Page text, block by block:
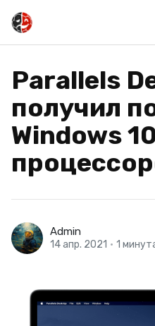
Parallels
получил
Windows
Admin
14 апр. 2021 • 1